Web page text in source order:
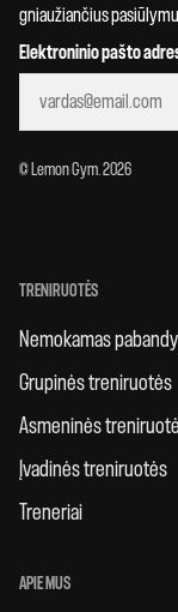
gniaužiančius
Elektroninio pašto
© Lemon Gym. 2026
TRENIRUOTĖS
Nemokamas
Grupinės treniruotės
Asmeninės
Įvadinės treniruotės
Treneriai
APIE MUS